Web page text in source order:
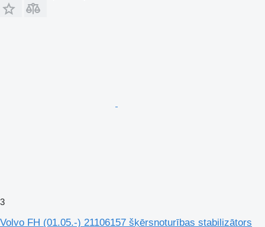
3
Volvo FH (01.05.-) 21106157 šķērsnoturības stabilizātors